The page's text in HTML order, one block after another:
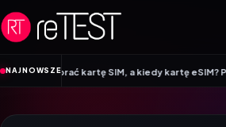
Przejdź do treści
NAJNOWSZE
wybrać kartę SIM, a kiedy kartę eSIM?